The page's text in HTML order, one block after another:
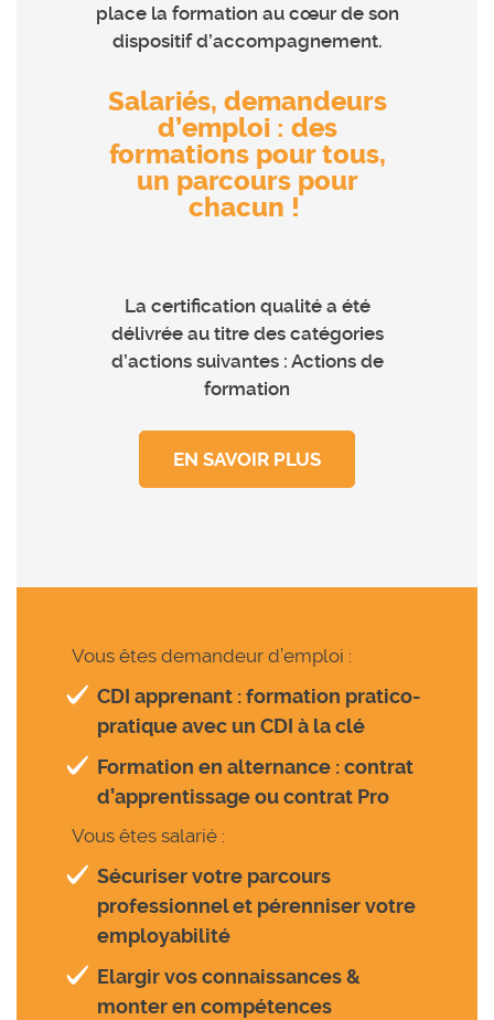
place la formation au cœur de son
dispositif d’accompagnement.
Salariés, demandeurs
d’emploi : des
formations pour tous,
un parcours pour
chacun !
La certification qualité a été
délivrée au titre des catégories
d’actions suivantes : Actions de
formation
EN SAVOIR PLUS
Vous êtes demandeur d’emploi :
CDI apprenant : formation pratico-
pratique avec un CDI à la clé
Formation en alternance : contrat
d’apprentissage ou contrat Pro
Vous êtes salarié :
Sécuriser votre parcours
professionnel et pérenniser votre
employabilité
Elargir vos connaissances &
monter en compétences